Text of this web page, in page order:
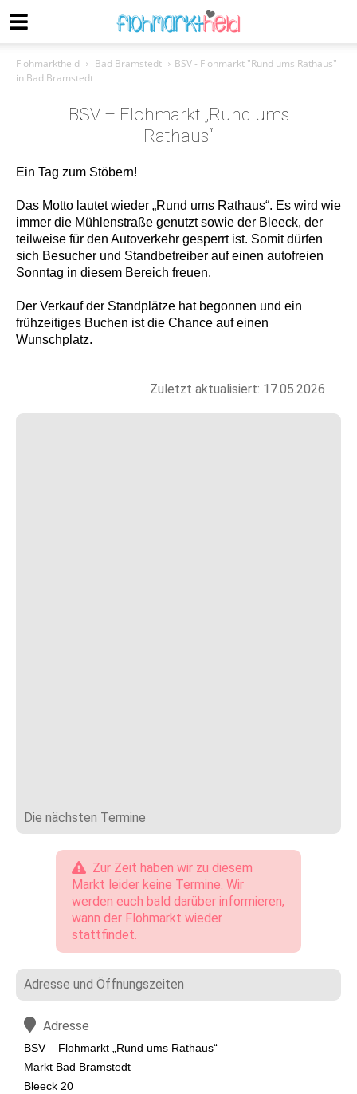
Flohmarktheld Bad Bramstedt
BSV - Flohmarkt "Rund ums Rathaus"
in Bad Bramstedt
BSV – Flohmarkt „Rund ums
Rathaus“
Ein Tag zum Stöbern!
Das Motto lautet wieder „Rund ums Rathaus“. Es wird wie
immer die Mühlenstraße genutzt sowie der Bleeck, der
teilweise für den Autoverkehr gesperrt ist. Somit dürfen
sich Besucher und Standbetreiber auf einen autofreien
Sonntag in diesem Bereich freuen.
Der Verkauf der Standplätze hat begonnen und ein
frühzeitiges Buchen ist die Chance auf einen
Wunschplatz.
Zuletzt aktualisiert: 17.05.2026
Die nächsten Termine
Zur Zeit haben wir zu diesem
Markt leider keine Termine. Wir
werden euch bald darüber informieren,
wann der Flohmarkt wieder
stattfindet.
Adresse und Öffnungszeiten
Adresse
BSV – Flohmarkt „Rund ums Rathaus“
Markt Bad Bramstedt
Bleeck 20